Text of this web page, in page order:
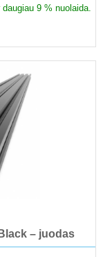
9 % nuolaida.
galime pristatyti
galite kreiptis
– juodas